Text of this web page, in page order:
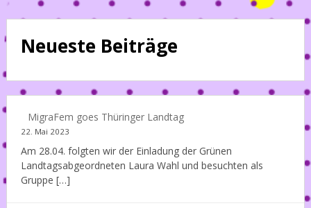
Neueste Beiträge
MigraFem goes Thüringer Landtag
22. Mai 2023
Am 28.04. folgten wir der Einladung der Grünen
Landtagsabgeordneten Laura Wahl und besuchten als
Gruppe […]